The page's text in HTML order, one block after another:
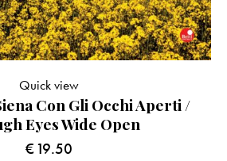
Con Gli Occhi Aperti /
Eyes Wide Open
€19.50
Quick view